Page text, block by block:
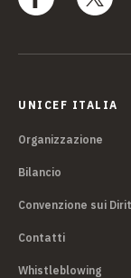
UNICEF ITALIA
Organizzazione
Bilancio
Convenzione sui
Contatti
Whistleblowing